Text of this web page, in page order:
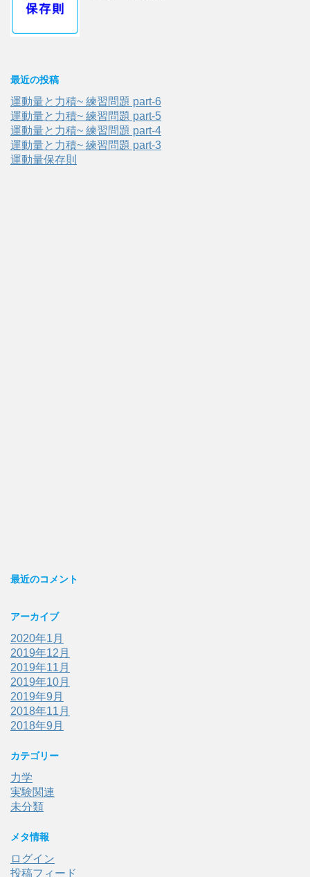
最近の投稿
運動量と力積~ 練習問題 part-6
運動量と力積~ 練習問題 part-5
運動量と力積~ 練習問題 part-4
運動量と力積~ 練習問題 part-3
運動量保存則
最近のコメント
アーカイブ
2020年1月
2019年12月
2019年11月
2019年10月
2019年9月
2018年11月
2018年9月
カテゴリー
力学
実験関連
未分類
メタ情報
ログイン
投稿フィード